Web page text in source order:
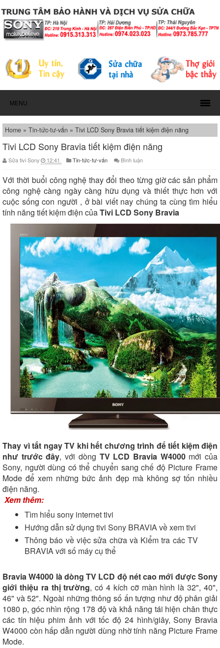
MENU
Home » Tin-tức-tư-vấn » Tivi LCD Sony Bravia tiết kiệm điện năng
Tivi LCD Sony Bravia tiết kiệm điện năng
Sửa tivi Sony 12:41 Tin-tức-tư-vấn Bình luận
Với thời buổi công nghệ thay đổi theo từng giờ các sản phẩm
công nghệ càng ngày càng hữu dụng và thiết thực hơn với
cuộc sống con người , ở bài viết nay chúng ta cùng tìm hiểu
tính năng tiết kiệm điện củaTivi LCD Sony Bravia
Thay vì tắt ngay TV khi hết chương trình để tiết kiệm điện
như trước đây, với dòng TV LCD Bravia W4000mới của
Sony, người dùng có thể chuyển sang chế độ Picture Frame
Mode để xem những bức ảnh đẹp mà không sợ tốn nhiều
điện năng.
Xem thêm:
Tìm hiểu sony internet tivi
Hướng dẫn sử dụng tivi Sony BRAVIA về xem tivi
Thông báo về việc sửa chữa và Kiểm tra các TV
BRAVIA với số máy cụ thể
Bravia W4000 là dòng TV LCD độ nét cao mới được Sony
giới thiệu ra thị trường, có 4 kích cỡ màn hình là 32", 40",
46" và 52". Ngoài những thông số ấn tượng như độ phân giải
1080 p, góc nhìn rộng 178 độ và khả năng tái hiện chân thực
các tín hiệu phim ảnh với tốc độ 24 hình/giây, Sony Bravia
W4000 còn hấp dẫn người dùng nhờ tính năng Picture Frame
Mode.